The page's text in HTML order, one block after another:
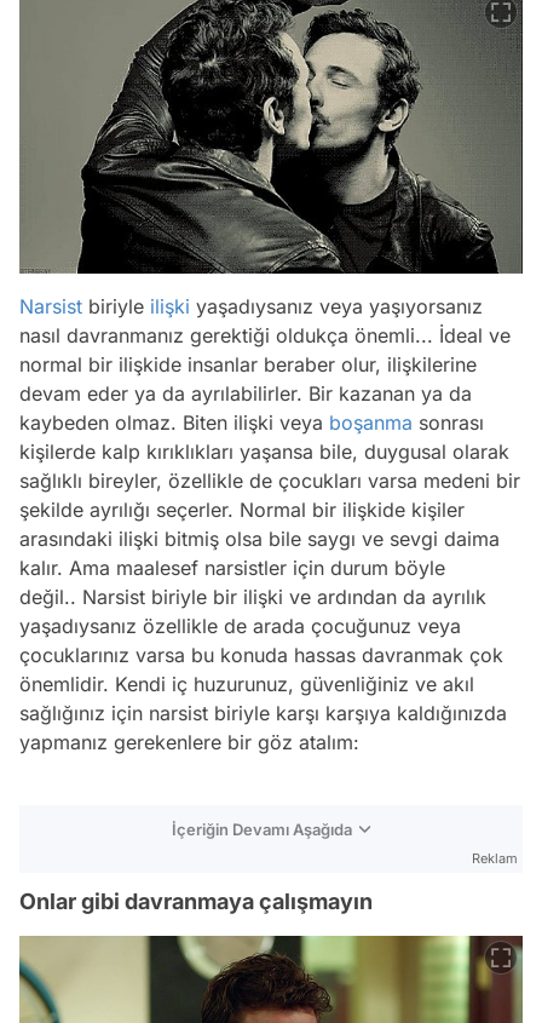
Narsist biriyle ilişki yaşadıysanız veya yaşıyorsanız
nasıl davranmanız gerektiği oldukça önemli... İdeal ve
normal bir ilişkide insanlar beraber olur, ilişkilerine
devam eder ya da ayrılabilirler. Bir kazanan ya da
kaybeden olmaz. Biten ilişki veya boşanma sonrası
kişilerde kalp kırıklıkları yaşansa bile, duygusal olarak
sağlıklı bireyler, özellikle de çocukları varsa medeni bir
şekilde ayrılığı seçerler. Normal bir ilişkide kişiler
arasındaki ilişki bitmiş olsa bile saygı ve sevgi daima
kalır. Ama maalesef narsistler için durum böyle
değil.. Narsist biriyle bir ilişki ve ardından da ayrılık
yaşadıysanız özellikle de arada çocuğunuz veya
çocuklarınız varsa bu konuda hassas davranmak çok
önemlidir. Kendi iç huzurunuz, güvenliğiniz ve akıl
sağlığınız için narsist biriyle karşı karşıya kaldığınızda
yapmanız gerekenlere bir göz atalım:
İçeriğin Devamı Aşağıda
Reklam
Onlar gibi davranmaya çalışmayın